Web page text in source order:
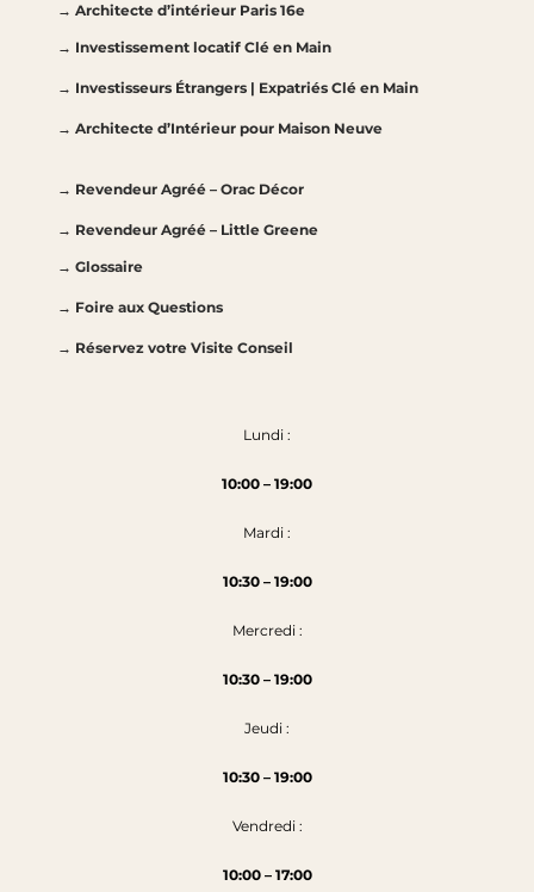
→ Architecte d’intérieur Paris 16e
→ Investissement locatif Clé en Main
→ Investisseurs Étrangers | Expatriés Clé en Main
→ Architecte d’Intérieur pour Maison Neuve
→ Revendeur Agréé – Orac Décor
→ Revendeur Agréé – Little Greene
→ Glossaire
→ Foire aux Questions
→ Réservez votre Visite Conseil
Lundi :
10:00 – 19:00
Mardi :
10:30 – 19:00
Mercredi :
10:30 – 19:00
Jeudi :
10:30 – 19:00
Vendredi :
10:00 – 17:00